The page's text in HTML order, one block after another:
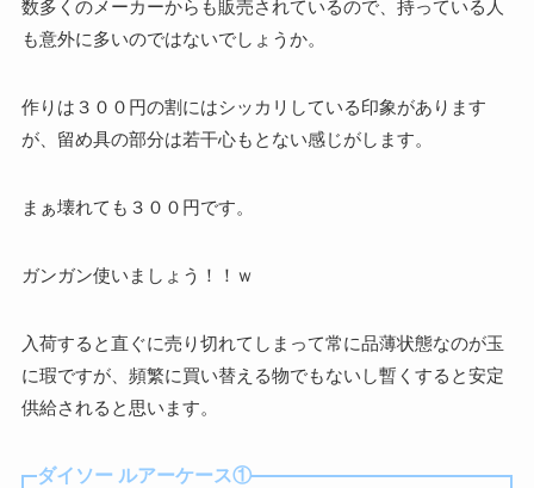
数多くのメーカーからも販売されているので、持っている人
も意外に多いのではないでしょうか。
作りは３００円の割にはシッカリしている印象があります
が、留め具の部分は若干心もとない感じがします。
まぁ壊れても３００円です。
ガンガン使いましょう！！ｗ
入荷すると直ぐに売り切れてしまって常に品薄状態なのが玉
に瑕ですが、頻繁に買い替える物でもないし暫くすると安定
供給されると思います。
ダイソー ルアーケース①